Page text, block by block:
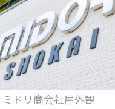
ミドリ商会社屋外観